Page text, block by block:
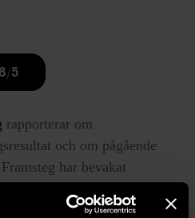
5
rapporterar om
och om pågående
har bevakat